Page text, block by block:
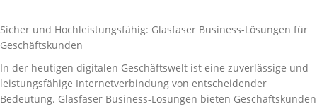
Sicher und Hochleistungsfähig: Glasfaser Business-Lösungen für
Geschäftskunden
In der heutigen digitalen Geschäftswelt ist eine zuverlässige und
leistungsfähige Internetverbindung von entscheidender
Bedeutung. Glasfaser Business-Lösungen bieten Geschäftskunden